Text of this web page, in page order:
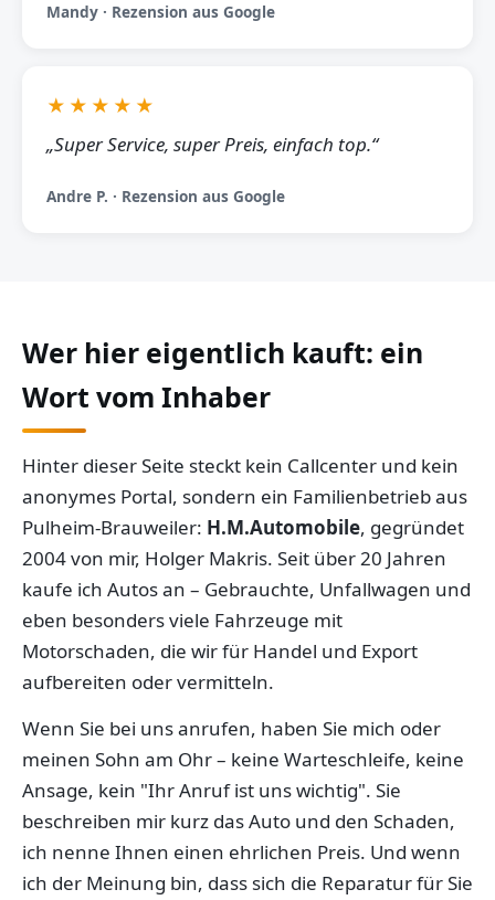
Mandy · Rezension aus Google
★★★★★
„Super Service, super Preis, einfach top.“
Andre P. · Rezension aus Google
Wer hier eigentlich kauft: ein
Wort vom Inhaber
Hinter dieser Seite steckt kein Callcenter und kein
anonymes Portal, sondern ein Familienbetrieb aus
Pulheim-Brauweiler: H.M.Automobile, gegründet
2004 von mir, Holger Makris. Seit über 20 Jahren
kaufe ich Autos an – Gebrauchte, Unfallwagen und
eben besonders viele Fahrzeuge mit
Motorschaden, die wir für Handel und Export
aufbereiten oder vermitteln.
Wenn Sie bei uns anrufen, haben Sie mich oder
meinen Sohn am Ohr – keine Warteschleife, keine
Ansage, kein "Ihr Anruf ist uns wichtig". Sie
beschreiben mir kurz das Auto und den Schaden,
ich nenne Ihnen einen ehrlichen Preis. Und wenn
ich der Meinung bin, dass sich die Reparatur für Sie